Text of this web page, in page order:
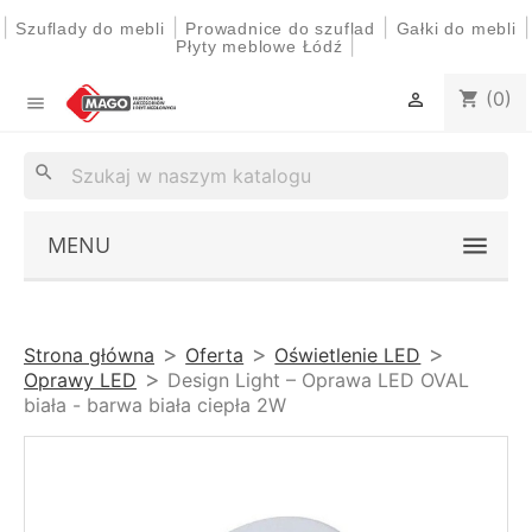
Szuflady do mebli Prowadnice do szuflad Gałki do mebli
Płyty meblowe Łódź
 shopping_cart (0)

search
MENU
Strona główna Oferta
Oświetlenie LED
Oprawy LED
Design Light – Oprawa LED OVAL
biała - barwa biała ciepła 2W